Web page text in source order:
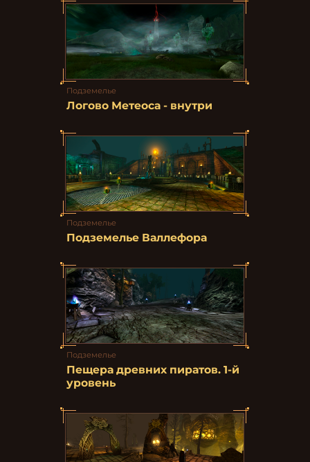
Подземелье
Логово Метеоса - внутри
Подземелье
Подземелье Валлефора
Подземелье
Пещера древних пиратов. 1-й
уровень